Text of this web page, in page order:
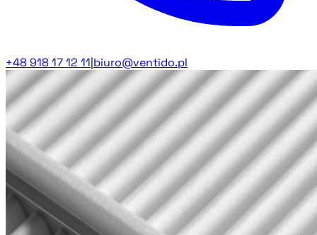
+48 918 17 12 11 biuro@ventido.pl